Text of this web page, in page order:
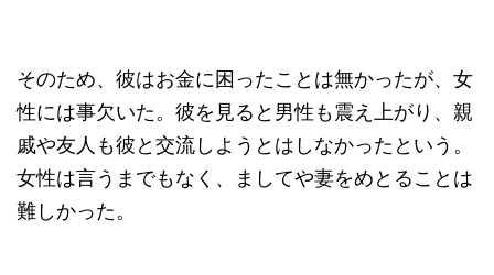
そのため、彼はお金に困ったことは無かったが、女
性には事欠いた。彼を見ると男性も震え上がり、親
戚や友人も彼と交流しようとはしなかったという。
女性は言うまでもなく、ましてや妻をめとることは
難しかった。